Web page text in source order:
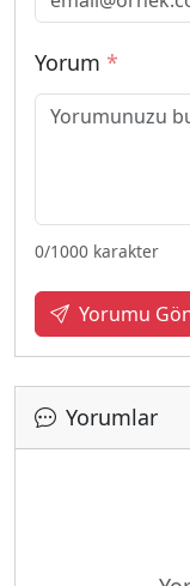
Yorum *
0/1000 karakter
Yorumu
Yorumlar